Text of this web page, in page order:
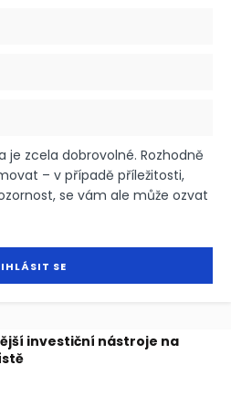
zcela dobrovolné. Rozhodně
– v případě příležitosti,
se vám ale může ozvat
investiční nástroje na